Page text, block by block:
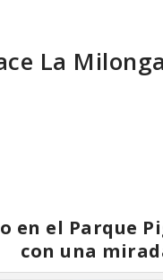
La
en el Parque
con una